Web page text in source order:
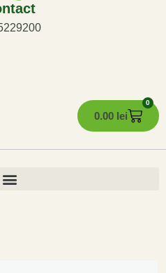
0.00 lei
0